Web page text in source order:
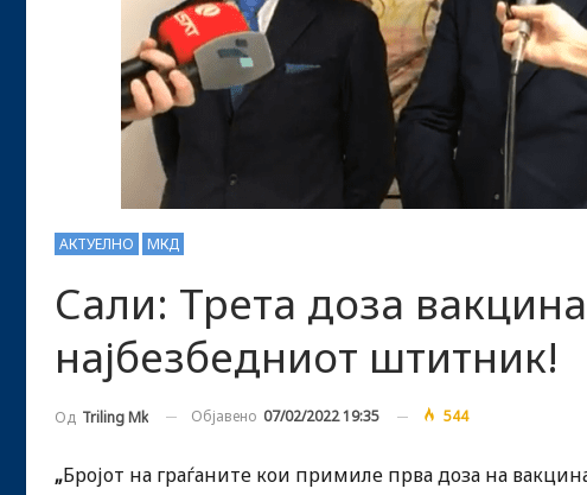
АКТУЕЛНО МКД
Сали: Трета доза
најбезбедниот штитник!
Од Triling Mk Објавено 07/02/2022 19:35 544
„Бројот на граѓаните кои примиле прва доза на